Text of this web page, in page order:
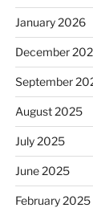
January 2026
December
September
August 2025
July 2025
June 2025
February 2025